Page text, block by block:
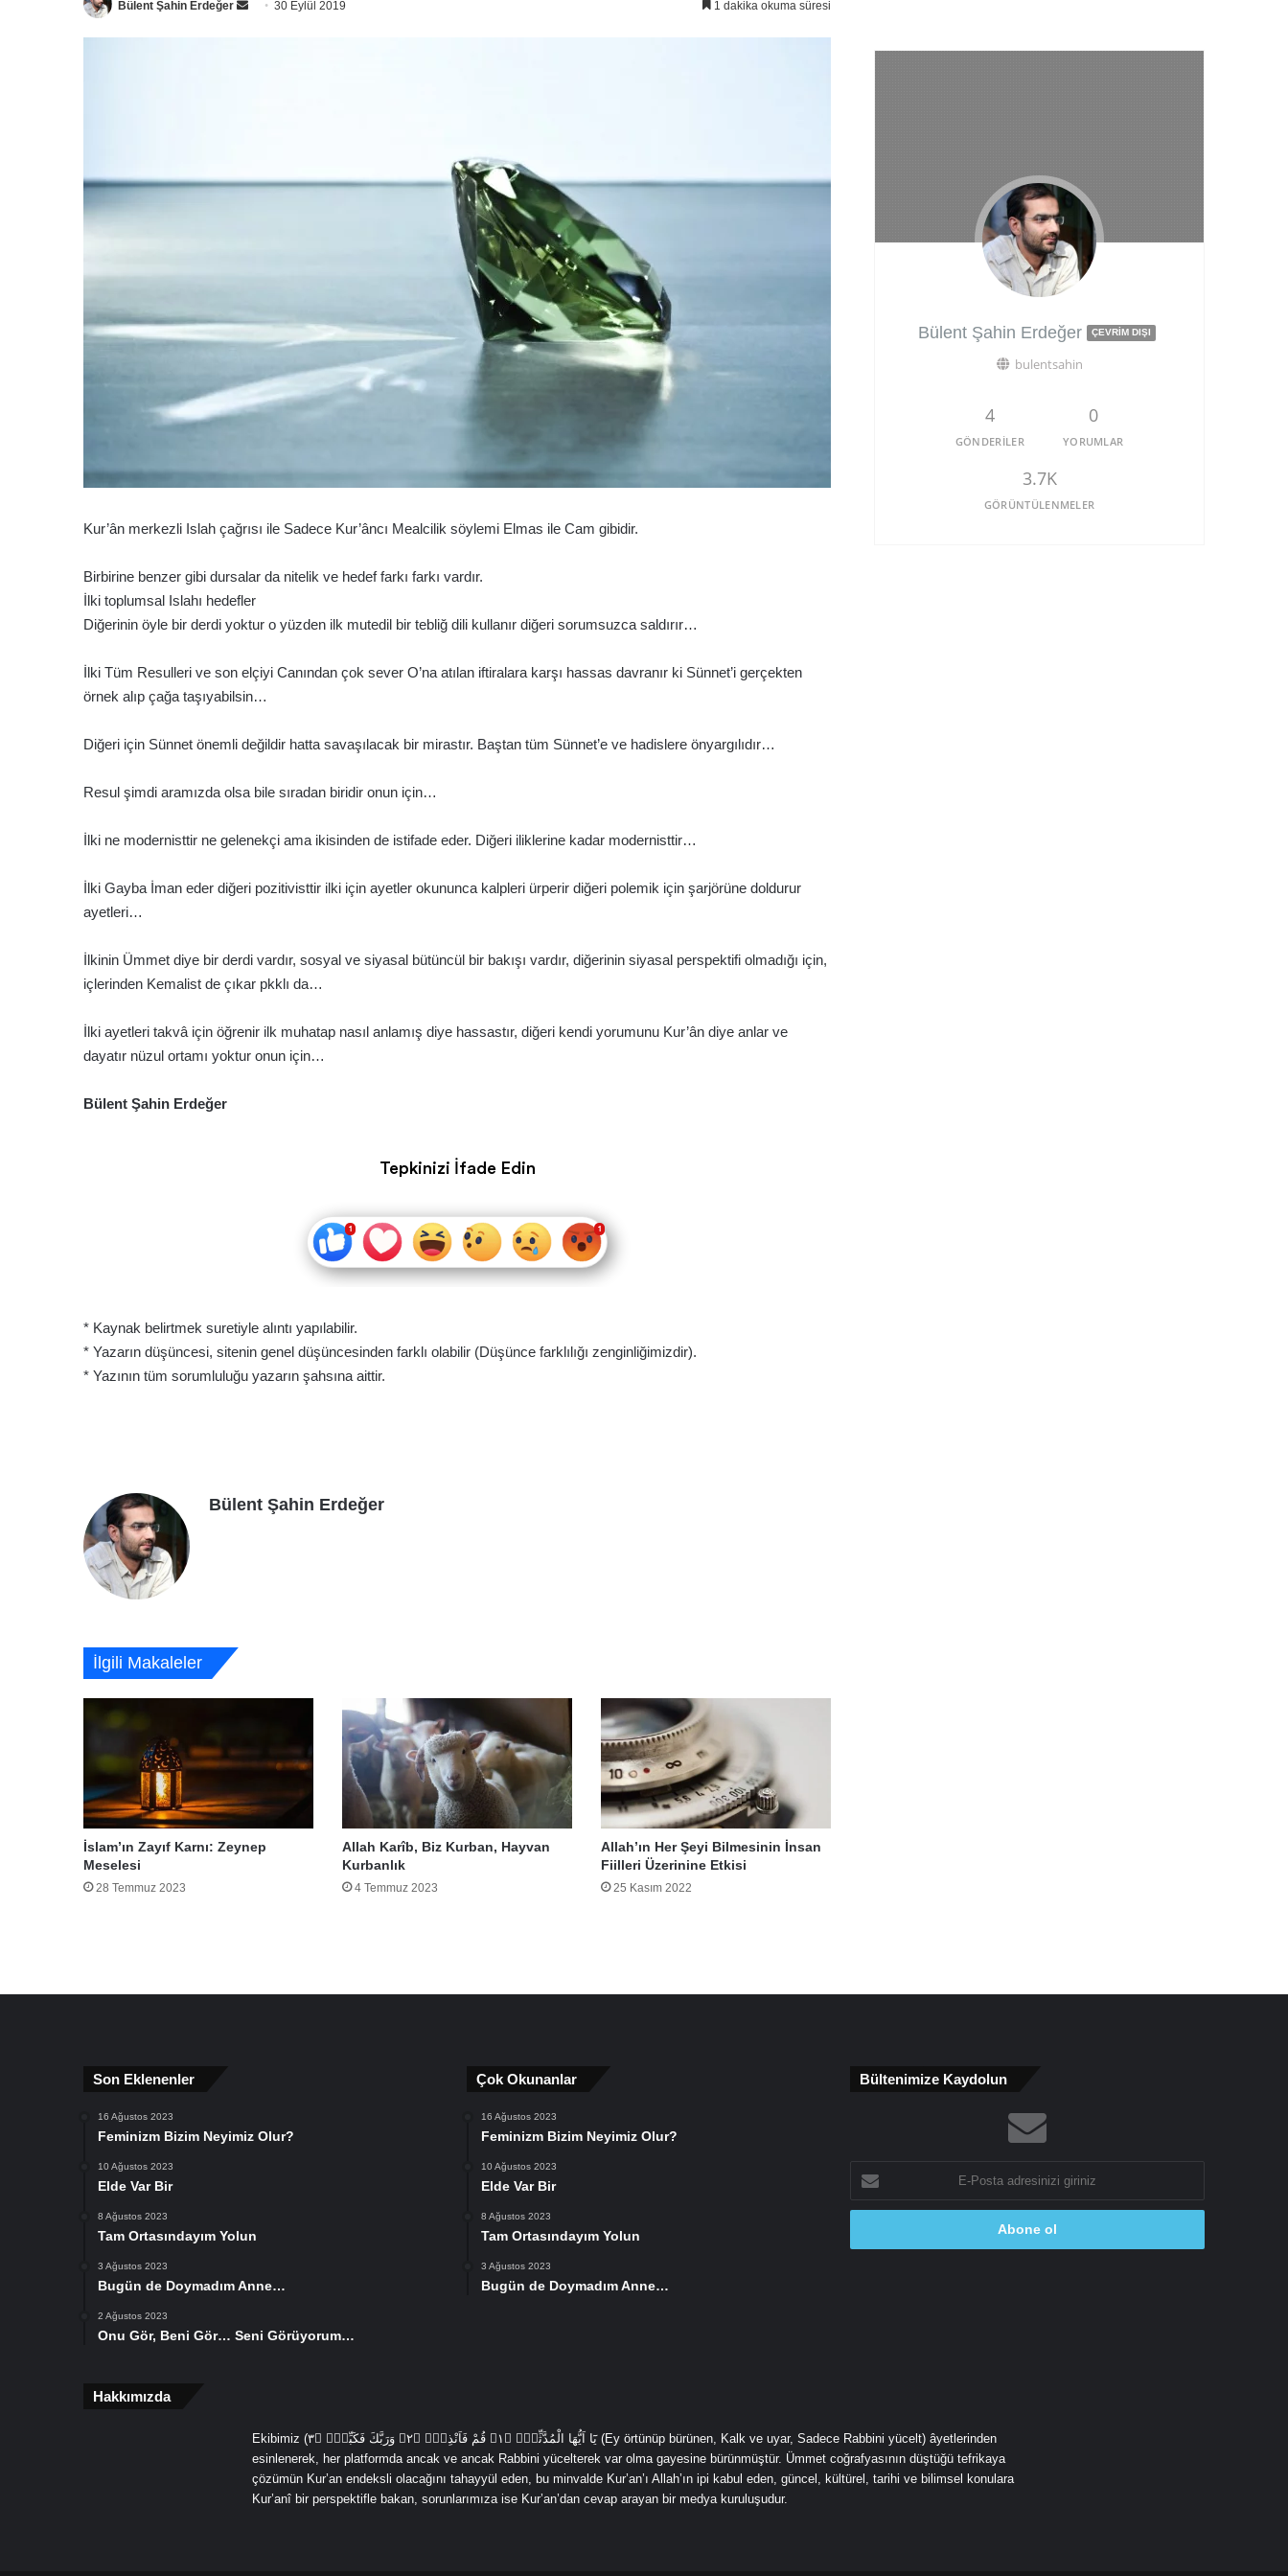
Bülent Şahin Erdeğer
Bir
30 Eylül 2019 1 dakika okuma süresi
Kur’ân merkezli Islah çağrısı ile Sadece Kur’âncı Mealcilik söylemi Elmas ile Cam gibidir.
Birbirine benzer gibi dursalar da nitelik ve hedef farkı farkı vardır.
İlki toplumsal Islahı hedefler
Diğerinin öyle bir derdi yoktur o yüzden ilk mutedil bir tebliğ dili kullanır diğeri sorumsuzca saldırır…
İlki Tüm Resulleri ve son elçiyi Canından çok sever O’na atılan iftiralara karşı hassas davranır ki Sünnet’i gerçekten
örnek alıp çağa taşıyabilsin…
Diğeri için Sünnet önemli değildir hatta savaşılacak bir mirastır. Baştan tüm Sünnet’e ve hadislere önyargılıdır…
Resul şimdi aramızda olsa bile sıradan biridir onun için…
İlki ne modernisttir ne gelenekçi ama ikisinden de istifade eder. Diğeri iliklerine kadar modernisttir…
İlki Gayba İman eder diğeri pozitivisttir ilki için ayetler okununca kalpleri ürperir diğeri polemik için şarjörüne doldurur
ayetleri…
İlkinin Ümmet diye bir derdi vardır, sosyal ve siyasal bütüncül bir bakışı vardır, diğerinin siyasal perspektifi olmadığı için,
içlerinden Kemalist de çıkar pkklı da…
İlki ayetleri takvâ için öğrenir ilk muhatap nasıl anlamış diye hassastır, diğeri kendi yorumunu Kur’ân diye anlar ve
dayatır nüzul ortamı yoktur onun için…
Bülent Şahin Erdeğer
Tepkinizi İfade Edin
* Kaynak belirtmek suretiyle alıntı yapılabilir.
* Yazarın düşüncesi, sitenin genel düşüncesinden farklı olabilir (Düşünce farklılığı zenginliğimizdir).
* Yazının tüm sorumluluğu yazarın şahsına aittir.
Bülent Şahin Erdeğer
İlgili Makaleler
İslam’ın Zayıf Karnı: Zeynep
Meselesi
28 Temmuz 2023
Allah Karîb, Biz Kurban, Hayvan
Kurbanlık
4 Temmuz 2023
Allah’ın Her Şeyi Bilmesinin İnsan
Fiilleri Üzerinine Etkisi
25 Kasım 2022
Bülent Şahin Erdeğer ÇEVRIM DIŞI
bulentsahin
4
GÖNDERILER
0
YORUMLAR
3.7K
GÖRÜNTÜLENMELER
Son Eklenenler
16 Ağustos 2023
Feminizm Bizim Neyimiz Olur?
10 Ağustos 2023
Elde Var Bir
8 Ağustos 2023
Tam Ortasındayım Yolun
3 Ağustos 2023
Bugün de Doymadım Anne…
2 Ağustos 2023
Onu Gör, Beni Gör… Seni Görüyorum…
Çok Okunanlar
16 Ağustos 2023
Feminizm Bizim Neyimiz Olur?
10 Ağustos 2023
Elde Var Bir
8 Ağustos 2023
Tam Ortasındayım Yolun
3 Ağustos 2023
Bugün de Doymadım Anne…
Bültenimize Kaydolun
Posta
adresinizi
Hakkımızda
Ekibimiz (يَٓا اَيُّهَا الْمُدَّثِّرُۙ ﴿١﴾ قُمْ فَاَنْذِرْۙ ﴿٢﴾ وَرَبَّكَ فَكَبِّرْۙ ﴿٣ (Ey örtünüp bürünen, Kalk ve uyar, Sadece Rabbini yücelt) âyetlerinden
esinlenerek, her platformda ancak ve ancak Rabbini yücelterek var olma gayesine bürünmüştür. Ümmet coğrafyasının düştüğü tefrikaya
çözümün Kur’an endeksli olacağını tahayyül eden, bu minvalde Kur’an’ı Allah’ın ipi kabul eden, güncel, kültürel, tarihi ve bilimsel konulara
Kur’anî bir perspektifle bakan, sorunlarımıza ise Kur’an’dan cevap arayan bir medya kuruluşudur.